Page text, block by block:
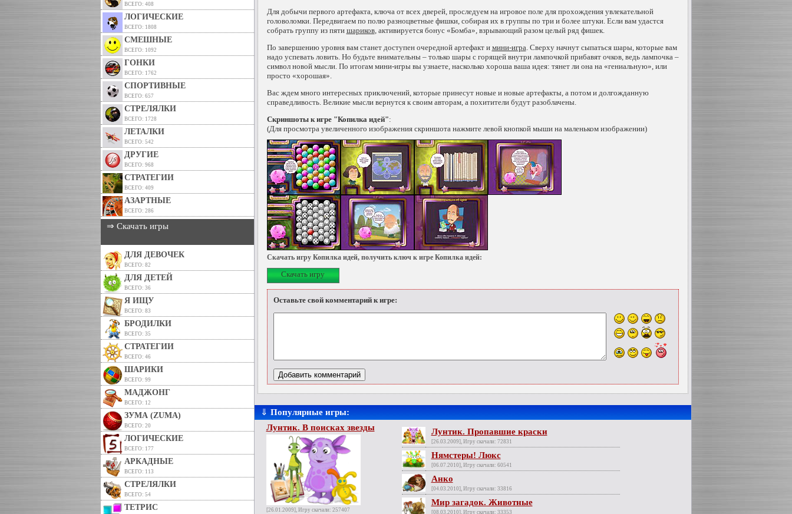
ВСЕГО: 408
ЛОГИЧЕСКИЕ
ВСЕГО: 1808
СМЕШНЫЕ
ВСЕГО: 1092
ГОНКИ
ВСЕГО: 1762
СПОРТИВНЫЕ
ВСЕГО: 657
СТРЕЛЯЛКИ
ВСЕГО: 1728
ЛЕТАЛКИ
ВСЕГО: 542
ДРУГИЕ
ВСЕГО: 968
СТРАТЕГИИ
ВСЕГО: 409
АЗАРТНЫЕ
ВСЕГО: 286
⇒ Скачать игры
ДЛЯ ДЕВОЧЕК
ВСЕГО: 82
ДЛЯ ДЕТЕЙ
ВСЕГО: 36
Я ИЩУ
ВСЕГО: 83
БРОДИЛКИ
ВСЕГО: 35
СТРАТЕГИИ
ВСЕГО: 46
ШАРИКИ
ВСЕГО: 99
МАДЖОНГ
ВСЕГО: 12
ЗУМА (ZUMA)
ВСЕГО: 20
ЛОГИЧЕСКИЕ
ВСЕГО: 177
АРКАДНЫЕ
ВСЕГО: 113
СТРЕЛЯЛКИ
ВСЕГО: 54
ТЕТРИС
Для добычи первого артефакта, ключа от всех дверей, проследуем на игровое поле для прохождения увлекательной
головоломки. Передвигаем по полю разноцветные фишки, собирая их в группы по три и более штуки. Если вам удастся
собрать группу из пяти шариков, активируется бонус «Бомба», взрывающий разом целый ряд фишек.
По завершению уровня вам станет доступен очередной артефакт и мини-игра . Сверху начнут сыпаться шары, которые вам
надо успевать ловить. Но будьте внимательны – только шары с горящей внутри лампочкой прибавят очков, ведь лампочка –
символ новой мысли. По итогам мини-игры вы узнаете, насколько хороша ваша идея: тянет ли она на «гениальную», или
просто «хорошая».
Вас ждем много интересных приключений, которые принесут новые и новые артефакты, а потом и долгожданную
справедливость. Великие мысли вернутся к своим авторам, а похитители будут разоблачены.
Скриншоты к игре "Копилка идей":
(Для просмотра увеличенного изображения скриншота нажмите левой кнопкой мыши на маленьком изображении)
Скачать игру Копилка идей, получить ключ к игре Копилка идей:
Скачать игру
Оставьте свой комментарий к игре:
⇓ Популярные игры:
Лунтик. В поисках звезды
[26.01.2009], Игру скачали: 257407
Лунтик. Пропавшие краски
[26.03.2009], Игру скачали: 72831
Нямстеры! Люкс
[06.07.2010], Игру скачали: 60541
Анко
[04.03.2010], Игру скачали: 33816
Мир загадок. Животные
[08.03.2010], Игру скачали: 33353